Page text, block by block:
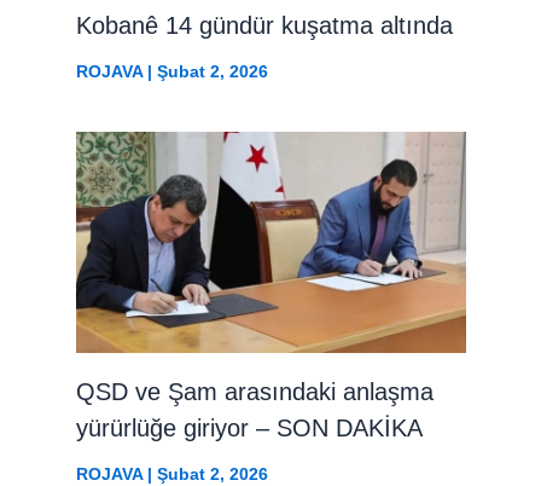
Kobanê 14 gündür kuşatma altında
ROJAVA| Şubat 2, 2026
QSD ve Şam arasındaki anlaşma
yürürlüğe giriyor – SON DAKİKA
ROJAVA| Şubat 2, 2026